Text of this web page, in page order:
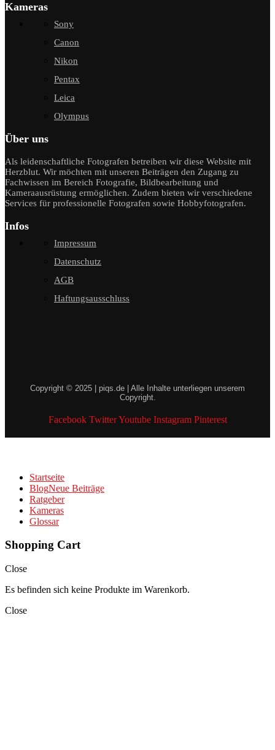
Kameras
Sony
Canon
Nikon
Pentax
Leica
Olympus
Über uns
Als leidenschaftliche Fotografen betreiben wir diese Website mit
Herzblut. Wir möchten mit unseren Beiträgen den Zugang zu
Fachwissen im Bereich Fotografie, Bildbearbeitung und
Kameraausrüstung ermöglichen. Zudem bieten wir verschiedene
Services für professionelle Fotografen sowie Hobbyfotografen.
Infos
Impressum
Datenschutz
AGB
Haftungsausschluss
Copyright © 2025 | piqs.de | Alle Inhalte unterliegen unserem
Copyright.
Facebook Twitter Youtube Instagram Pinterest
Startseite
BlogNeue Beiträge
Ratgeber
Kameras
Glossar
Shopping Cart
Close
Es befinden sich keine Produkte im Warenkorb.
Close